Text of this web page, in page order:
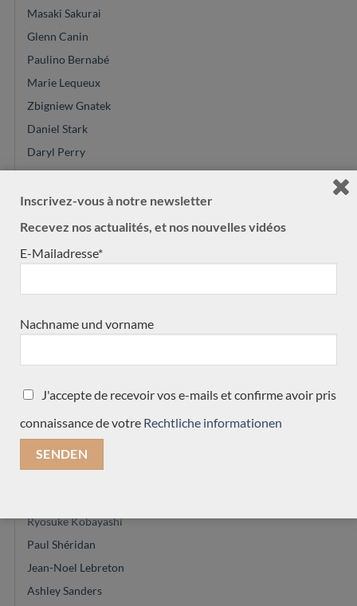
Masaki Sakurai
Glenn Canin
Paulino Bernabé
Marie Lequeux
Zbigniew Gnatek
Daniel Stark
Daryl Perry
Greg Smallman
Gyspsy Bear
Masura Kohno
Michel Belair
José Marques
Jose Romanillos & son
Achim-Peter Gropius
Gregory Byers
Ryosuke Kobayashi
Paul Shéridan
Jean-Noel Lebreton
Ashley Sanders
Inscrivez-vous à notre newsletter
Recevez nos actualités, et nos nouvelles vidéos
E-Mailadresse*
Nachname und vorname
J'accepte de recevoir vos e-mails et confirme avoir pris
connaissance de votre Rechtliche informationen